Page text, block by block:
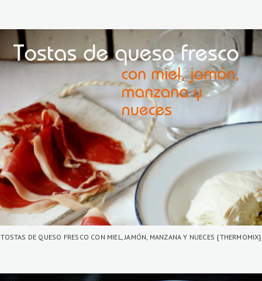
TOSTAS DE QUESO FRESCO CON MIEL, JAMÓN, MANZANA Y NUECES {THERMOMIX}